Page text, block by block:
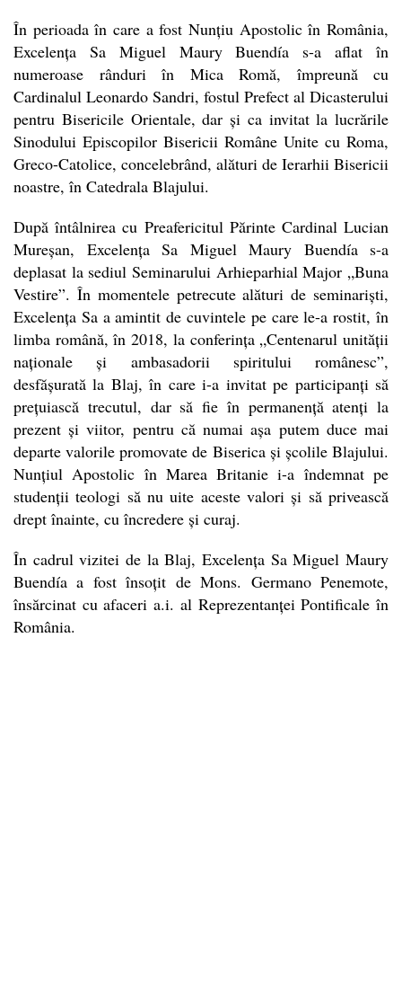
În perioada în care a fost Nunțiu Apostolic în România,
Excelența Sa Miguel Maury Buendía s-a aflat în
numeroase rânduri în Mica Romă, împreună cu
Cardinalul Leonardo Sandri, fostul Prefect al Dicasterului
pentru Bisericile Orientale, dar și ca invitat la lucrările
Sinodului Episcopilor Bisericii Române Unite cu Roma,
Greco-Catolice, concelebrând, alături de Ierarhii Bisericii
noastre, în Catedrala Blajului.
După întâlnirea cu Preafericitul Părinte Cardinal Lucian
Mureșan, Excelența Sa Miguel Maury Buendía s-a
deplasat la sediul Seminarului Arhieparhial Major „Buna
Vestire”. În momentele petrecute alături de seminariști,
Excelența Sa a amintit de cuvintele pe care le-a rostit, în
limba română, în 2018, la conferința „Centenarul unității
naționale și ambasadorii spiritului românesc”,
desfășurată la Blaj, în care i-a invitat pe participanți să
prețuiască trecutul, dar să fie în permanență atenți la
prezent și viitor, pentru că numai așa putem duce mai
departe valorile promovate de Biserica și școlile Blajului.
Nunțiul Apostolic în Marea Britanie i-a îndemnat pe
studenții teologi să nu uite aceste valori și să privească
drept înainte, cu încredere și curaj.
În cadrul vizitei de la Blaj, Excelența Sa Miguel Maury
Buendía a fost însoțit de Mons. Germano Penemote,
însărcinat cu afaceri a.i. al Reprezentanței Pontificale în
România.